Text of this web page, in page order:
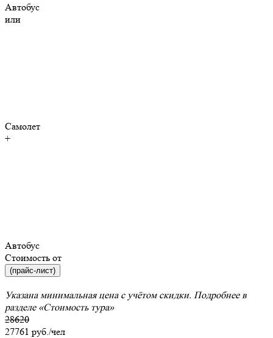
Автобус
или
Самолет
+
Автобус
Стоимость от
(прайс-лист)
Указана минимальная цена с учётом скидки. Подробнее в
разделе «Стоимость тура»
28620
27761 руб./чел